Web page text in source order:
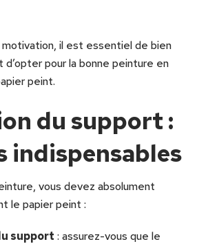
il est essentiel de bien
pour la bonne peinture en
peint.
du support :
indispensables
vous devez absolument
le papier peint :
support : assurez-vous que le